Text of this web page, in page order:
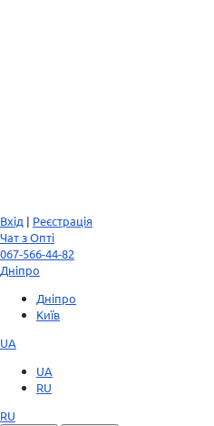
Вхід | Реєстрація
Чат з Опті
067-566-44-82
Дніпро
Дніпро
Київ
UA
UA
RU
RU